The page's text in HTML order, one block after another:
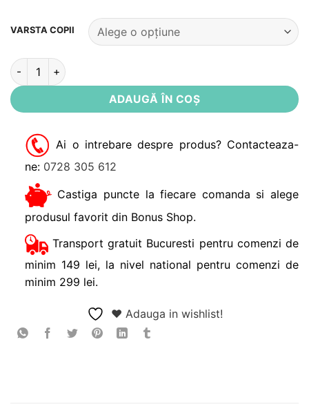
VARSTA COPII
Cantitate Colanti albastri Hello Kitty Love 4-7 ani
ADAUGĂ ÎN COȘ
Ai o intrebare despre produs? Contacteaza-
ne: 0728 305 612
Castiga puncte la fiecare comanda si alege
produsul favorit din Bonus Shop.
Transport gratuit Bucuresti pentru comenzi de
minim 149 lei, la nivel national pentru comenzi de
minim 299 lei.
❤ Adauga in wishlist!